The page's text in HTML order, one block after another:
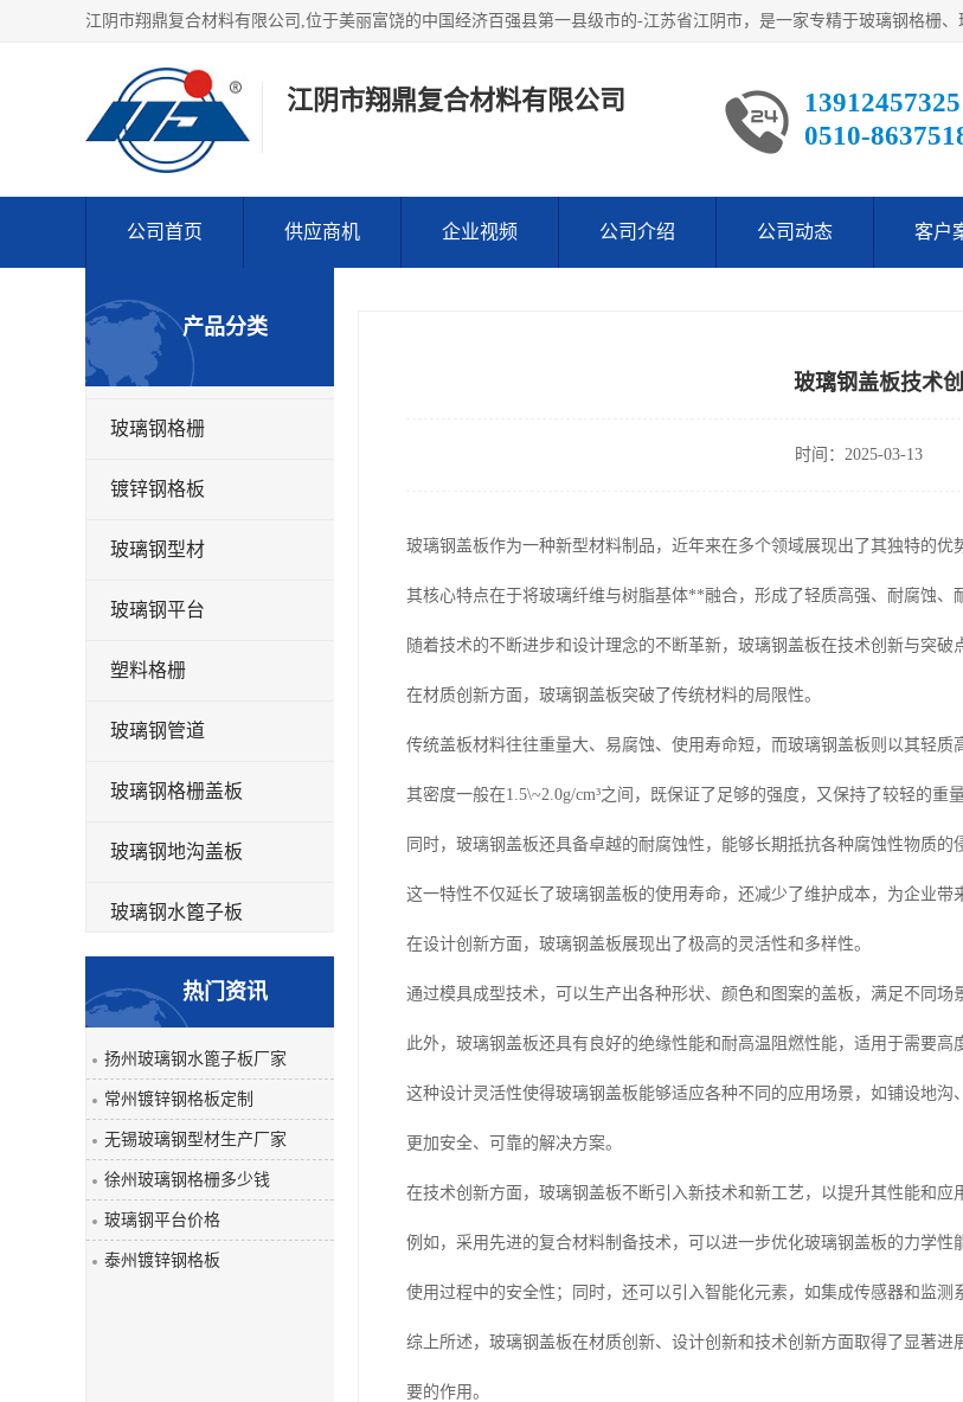
江阴市翔鼎复合材料有限公司
13912457325
0510-
公司首页 供应商机 企业视频 公司介绍 公司动态 客户
产品分类
玻璃钢格栅
镀锌钢格板
玻璃钢型材
玻璃钢平台
塑料格栅
玻璃钢管道
玻璃钢格栅盖板
玻璃钢地沟盖板
玻璃钢水篦子板
玻璃钢平板
玻璃钢盖板
热门资讯
扬州玻璃钢水篦子板厂家
常州镀锌钢格板定制
无锡玻璃钢型材生产厂家
徐州玻璃钢格栅多少钱
玻璃钢平台价格
泰州镀锌钢格板
玻璃钢盖板技术
时间：2025-03-13
玻璃钢盖板作为一种新型材料制品，近年来在多个领域展现出了其独特的优
其核心特点在于将玻璃纤维与树脂基体**融合，形成了轻质高强、耐腐蚀、
随着技术的不断进步和设计理念的不断革新，玻璃钢盖板在技术创新与突破
在材质创新方面，玻璃钢盖板突破了传统材料的局限性。
传统盖板材料往往重量大、易腐蚀、使用寿命短，而玻璃钢盖板则以其轻质
其密度一般在1.5\~2.0g/cm³之间，既保证了足够的强度，又保持了较轻的重
同时，玻璃钢盖板还具备卓越的耐腐蚀性，能够长期抵抗各种腐蚀性物质的
这一特性不仅延长了玻璃钢盖板的使用寿命，还减少了维护成本，为企业带
在设计创新方面，玻璃钢盖板展现出了极高的灵活性和多样性。
通过模具成型技术，可以生产出各种形状、颜色和图案的盖板，满足不同场
此外，玻璃钢盖板还具有良好的绝缘性能和耐高温阻燃性能，适用于需要
这种设计灵活性使得玻璃钢盖板能够适应各种不同的应用场景，如铺设地
更加安全、可靠的解决方案。
在技术创新方面，玻璃钢盖板不断引入新技术和新工艺，以提升其性能和应
例如，采用先进的复合材料制备技术，可以进一步优化玻璃钢盖板的力学
使用过程中的安全性；同时，还可以引入智能化元素，如集成传感器和监测
综上所述，玻璃钢盖板在材质创新、设计创新和技术创新方面取得了显著
要的作用。